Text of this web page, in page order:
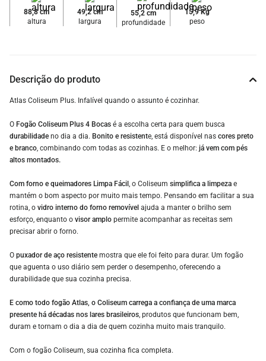
88,8 cm
altura
49,2 cm
largura
55,2 cm
profundidade
15,9 Kg
peso
Descrição do produto
Atlas Coliseum Plus. Infalível quando o assunto é cozinhar.
O Fogão Coliseum Plus 4 Bocas é a escolha certa para quem busca
durabilidade no dia a dia. Bonito e resistente, está disponível nas cores preto
e branco, combinando com todas as cozinhas. E o melhor: já vem com pés
altos montados.
Com forno e queimadores Limpa Fácil , o Coliseum simplifica a limpeza e
mantém o bom aspecto por muito mais tempo. Pensando em facilitar a sua
rotina, o vidro interno do forno removível ajuda a manter o brilho sem
esforço, enquanto o visor amplo permite acompanhar as receitas sem
precisar abrir o forno.
O puxador de aço resistente mostra que ele foi feito para durar. Um fogão
que aguenta o uso diário sem perder o desempenho, oferecendo a
durabilidade que sua cozinha precisa.
E como todo fogão Atlas, o Coliseum carrega a confiança de uma marca
presente há décadas nos lares brasileiros, produtos que funcionam bem,
duram e tornam o dia a dia de quem cozinha muito mais tranquilo.
Com o fogão Coliseum, sua cozinha fica completa.